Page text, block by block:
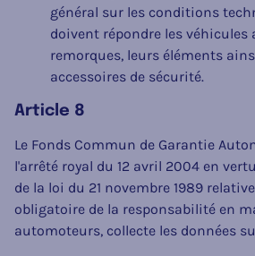
général sur les conditions
doivent répondre les
remorques, leurs éléments
accessoires de sécurité.
Article 8
Le Fonds Commun de Garantie
l'arrêté royal du 12 avril 2004 en
de la loi du 21 novembre 1989
obligatoire de la responsabilité en
automoteurs, collecte les données